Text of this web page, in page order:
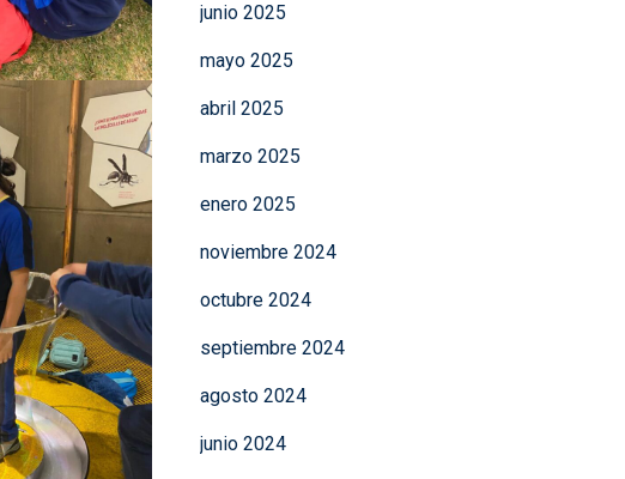
junio 2025
mayo 2025
abril 2025
marzo 2025
enero 2025
noviembre 2024
octubre 2024
septiembre 2024
agosto 2024
junio 2024